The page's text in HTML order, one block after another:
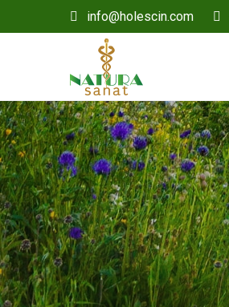
info@holescin.com